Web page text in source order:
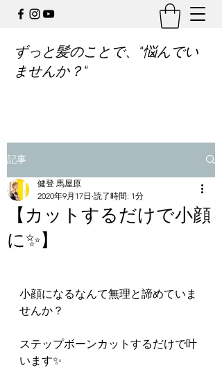
ずっと髪のことで、“悩んでい
ませんか？“
記事
【カットするだけで小顔
に✨】
健登 馬屋原
2020年9月17日 読了時間: 1分
小顔になるなんて無理と諦めていま
せんか？
ステップボーンカットするだけで叶
います✨